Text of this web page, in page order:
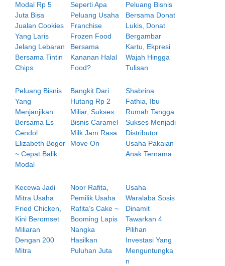
Modal Rp 5
Juta Bisa
Jualan Cookies
Yang Laris
Jelang Lebaran
Bersama Tintin
Chips
Seperti Apa
Peluang Usaha
Franchise
Frozen Food
Bersama
Kananan Halal
Food?
Peluang Bisnis
Bersama Donat
Lukis, Donat
Bergambar
Kartu, Ekpresi
Wajah Hingga
Tulisan
Peluang Bisnis
Yang
Menjanjikan
Bersama Es
Cendol
Elizabeth Bogor
~ Cepat Balik
Modal
Bangkit Dari
Hutang Rp 2
Miliar, Sukses
Bisnis Caramel
Milk Jam Rasa
Move On
Shabrina
Fathia, Ibu
Rumah Tangga
Sukses Menjadi
Distributor
Usaha Pakaian
Anak Ternama
Kecewa Jadi
Mitra Usaha
Fried Chicken,
Kini Beromset
Miliaran
Dengan 200
Mitra
Noor Rafita,
Pemilik Usaha
Rafita’s Cake ~
Booming Lapis
Nangka
Hasilkan
Puluhan Juta
Usaha
Waralaba Sosis
Dinamit
Tawarkan 4
Pilihan
Investasi Yang
Menguntungka
n